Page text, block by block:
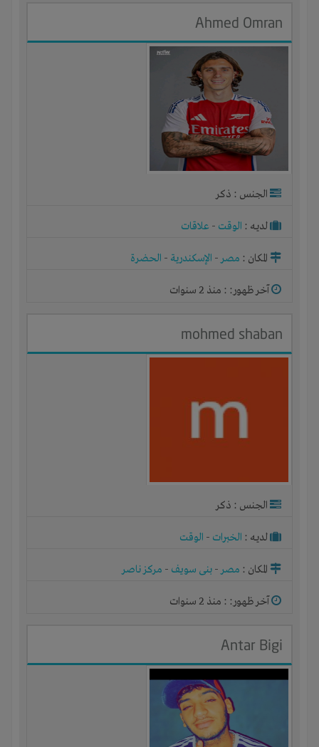
Ahmed Omran
الجنس : ذكر
لديـه : الوقت - علاقات
المكان : مصر- الإسكندرية - الحضرة
آخر ظهور: : منذ 2 سنوات
mohmed shaban
الجنس : ذكر
لديـه : الخبرات - الوقت
المكان : مصر- بنى سويف - مركز ناصر
آخر ظهور: : منذ 2 سنوات
Antar Bigi